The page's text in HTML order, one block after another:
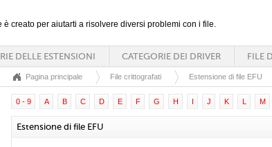
è creato per aiutarti a risolvere diversi problemi con i file.
DELLE ESTENSIONI CATEGORIE DEI DRIVER FILE
Pagina principale File crittografati Estensione di file EFU
0 - 9 A B C D E F G H I J K L M
Estensione di file EFU